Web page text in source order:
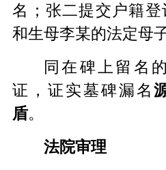
名；张二提交户籍
和生母李某的法定母
同在碑上留名
证，证实墓碑漏名
盾。
法院审理